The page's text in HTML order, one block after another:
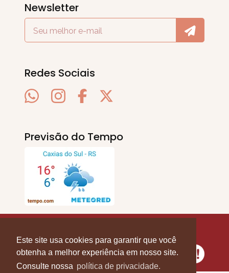
Este site usa cookies para garantir que você
obtenha a melhor experiência em nosso site.
Consulte nossa política de privacidade.
Newsletter
Redes Sociais
Previsão do Tempo
Direitos Reservados.